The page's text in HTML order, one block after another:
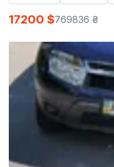
17200 $769836 ₴